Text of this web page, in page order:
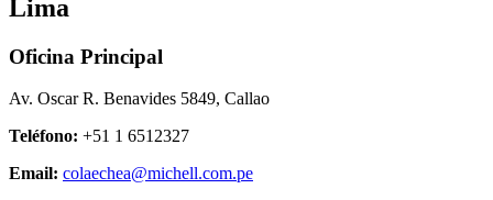
Lima
Oficina Principal
Av. Oscar R. Benavides 5849, Callao
Teléfono: +51 1 6512327
Email: colaechea@michell.com.pe